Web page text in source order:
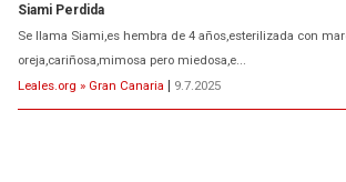
Siami Perdida
Se llama Siami,es hembra de 4 años,esterilizada con
oreja,cariñosa,mimosa pero miedosa,e...
Leales.org » Gran Canaria | 9.7.2025